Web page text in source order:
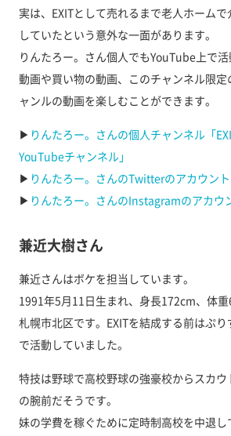
実は、EXITとして売れるまで老人ホームで
していたという意外な一面があります。
りんたろー。さん個人でもYouTube上で
動画や買い物の動画、このチャンネル限定
ャンルの動画を楽しむことができます。
▶︎ りんたろー。さんの個人チャンネル「
YouTubeチャンネル」
▶︎ りんたろー。さんのTwitterのアカウント
▶︎ りんたろー。さんのInstagramのアカウ
兼近大樹さん
兼近さんはボケを担当しています。
1991年5月11日生まれ、身長172cm、体
札幌市北区です。EXITを結成する前はぷ
で活動していました。
特技は野球で高校野球の強豪校からスカウ
の腕前だそうです。
妹の学費を稼ぐために定時制高校を中退し